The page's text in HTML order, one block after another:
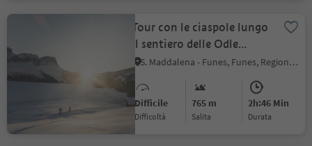
Tour con le ciaspole lungo
il sentiero delle Odle
(Adolf Munkel)
S. Maddalena - Funes, Funes, Regione dolomitica Luson Val di Funes
Difficile
Difficoltà
765 m
Salita
2h:46 Min
durata